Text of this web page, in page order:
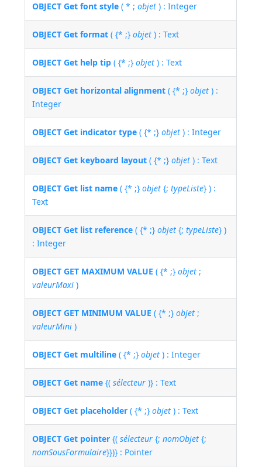
OBJECT Get font style ( * ;objet ) : Integer
OBJECT Get format ( {* ;}objet ) : Text
OBJECT Get help tip ( {* ;}objet ) : Text
OBJECT Get horizontal alignment ( {* ;}objet ) :
Integer
OBJECT Get indicator type ( {* ;}objet ) : Integer
OBJECT Get keyboard layout ( {* ;}objet ) : Text
OBJECT Get list name ( {* ;}objet {;typeListe} ) :
Text
OBJECT Get list reference ( {* ;}objet {;typeListe} )
: Integer
OBJECT GET MAXIMUM VALUE ( {* ;}objet ;
valeurMaxi )
OBJECT GET MINIMUM VALUE ( {* ;}objet ;
valeurMini )
OBJECT Get multiline ( {* ;}objet ) : Integer
OBJECT Get name {(sélecteur )} : Text
OBJECT Get placeholder ( {* ;}objet ) : Text
OBJECT Get pointer {(sélecteur {;nomObjet {;
nomSousFormulaire}})} : Pointer